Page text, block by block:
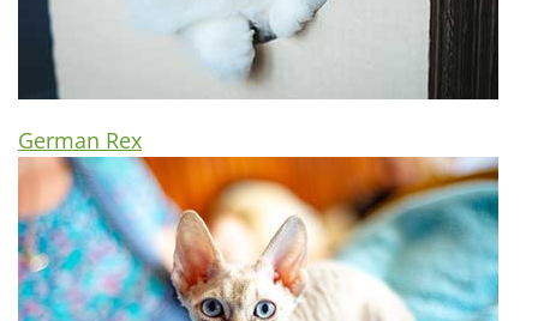
German Rex